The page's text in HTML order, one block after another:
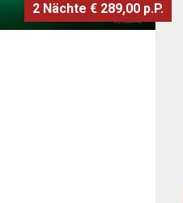
2 Nächte € 289,00 p.P.